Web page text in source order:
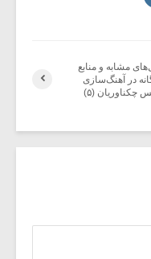
مشابه و منابع
در آهنگ‌سازی
چکناوریان (۵)